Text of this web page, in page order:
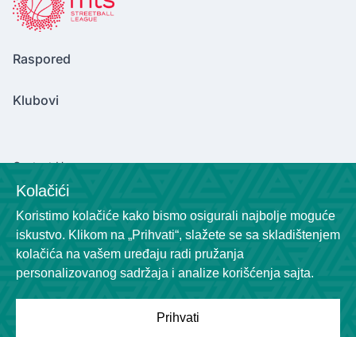
Raspored
Klubovi
Contact Us
marinkovicv2004@gmail.com
Socials
Kolačići
Koristimo kolačiće kako bismo osigurali najbolje moguće
iskustvo. Klikom na „Prihvati“, slažete se sa skladištenjem
kolačića na vašem uređaju radi pružanja
personalizovanog sadržaja i analize korišćenja sajta.
Prihvati